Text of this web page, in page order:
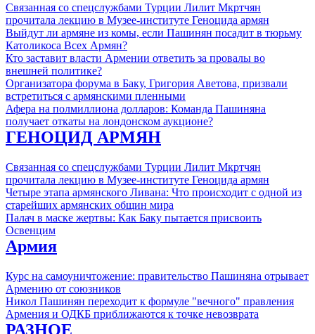
Связанная со спецслужбами Турции Лилит Мкртчян
прочитала лекцию в Музее-институте Геноцида армян
Выйдут ли армяне из комы, если Пашинян посадит в тюрьму
Католикоса Всех Армян?
Кто заставит власти Армении ответить за провалы во
внешней политике?
Организатора форума в Баку, Григория Аветова, призвали
встретиться с армянскими пленными
Афера на полмиллиона долларов: Команда Пашиняна
получает откаты на лондонском аукционе?
ГЕНОЦИД АРМЯН
Связанная со спецслужбами Турции Лилит Мкртчян
прочитала лекцию в Музее-институте Геноцида армян
Четыре этапа армянского Ливана: Что происходит с одной из
старейших армянских общин мира
Палач в маске жертвы: Как Баку пытается присвоить
Освенцим
Армия
Курс на самоуничтожение: правительство Пашиняна отрывает
Армению от союзников
Никол Пашинян переходит к формуле "вечного" правления
Армения и ОДКБ приближаются к точке невозврата
РАЗНОЕ